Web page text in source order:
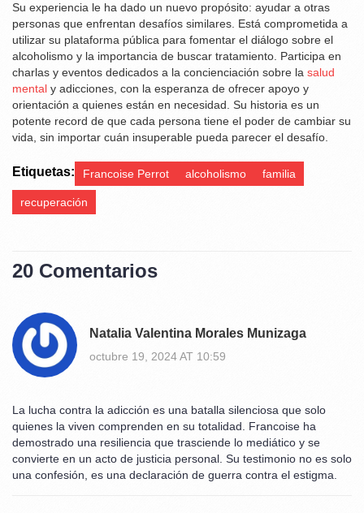
Su experiencia le ha dado un nuevo propósito: ayudar a otras
personas que enfrentan desafíos similares. Está comprometida a
utilizar su plataforma pública para fomentar el diálogo sobre el
alcoholismo y la importancia de buscar tratamiento. Participa en
charlas y eventos dedicados a la concienciación sobre la salud
mental y adicciones, con la esperanza de ofrecer apoyo y
orientación a quienes están en necesidad. Su historia es un
potente record de que cada persona tiene el poder de cambiar su
vida, sin importar cuán insuperable pueda parecer el desafío.
Etiquetas: Francoise Perrot alcoholismo familia
recuperación
20 Comentarios
Natalia Valentina Morales Munizaga
octubre 19, 2024 AT 10:59
La lucha contra la adicción es una batalla silenciosa que solo
quienes la viven comprenden en su totalidad. Francoise ha
demostrado una resiliencia que trasciende lo mediático y se
convierte en un acto de justicia personal. Su testimonio no es solo
una confesión, es una declaración de guerra contra el estigma.